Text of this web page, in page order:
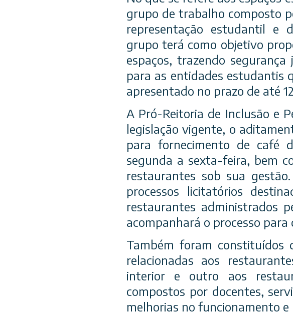
grupo de trabalho composto
representação estudantil e
grupo terá como objetivo
espaços, trazendo
para as entidades estudantis
apresentado no prazo de até
A Pró-Reitoria de Inclusão e
legislação vigente, o
para fornecimento de café
segunda a sexta-feira, bem
restaurantes sob sua
processos licitatórios
restaurantes administrados
acompanhará o processo
Também foram constituídos
relacionadas aos
interior e outro aos
compostos por docentes,
melhorias no funcionamento